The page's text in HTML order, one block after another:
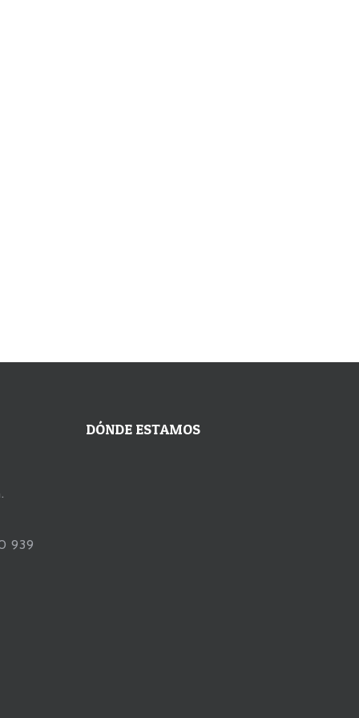
939
DÓNDE ESTAMOS